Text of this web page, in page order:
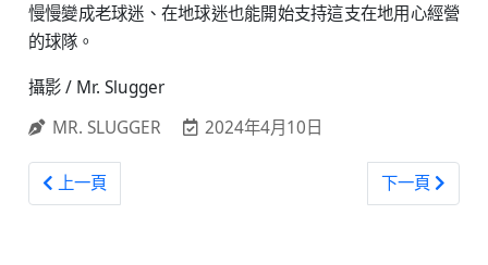
慢慢變成老球迷、在地球迷也能開始支持這支在地用心經營
的球隊。
攝影 / Mr. Slugger
MR. SLUGGER
2024年4月10日
上一篇文章: 行銷觀點 / 王柏融鎮守澄清湖球場左外野 看台上
上一頁 下一篇文章:
下一頁